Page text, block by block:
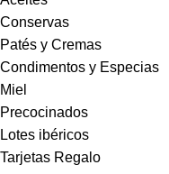
Conservas
Patés y Cremas
Condimentos y Especias
Miel
Precocinados
Lotes ibéricos
Tarjetas Regalo